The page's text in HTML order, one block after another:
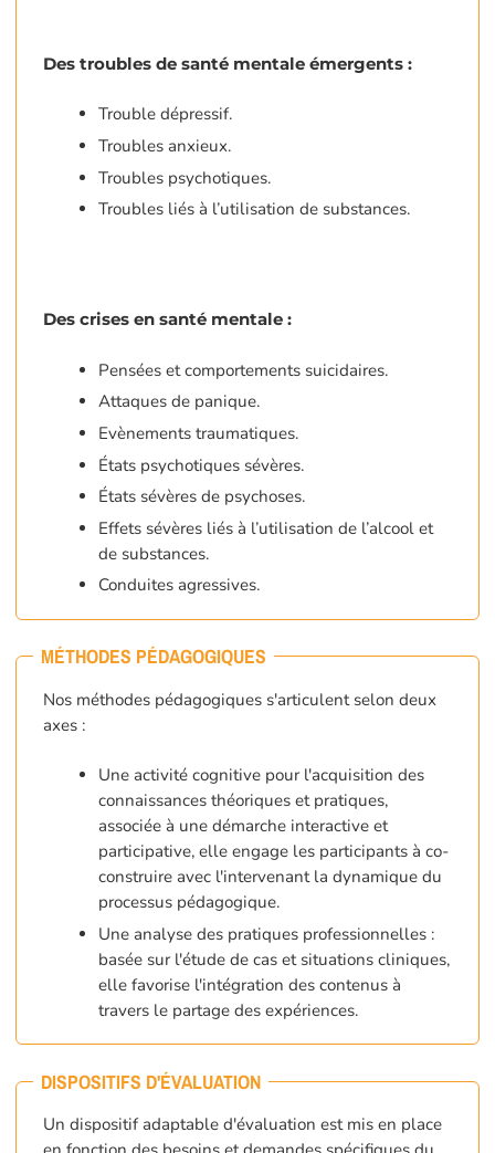
Des troubles de santé mentale émergents :
Trouble dépressif.
Troubles anxieux.
Troubles psychotiques.
Troubles liés à l’utilisation de substances.
Des crises en santé mentale :
Pensées et comportements suicidaires.
Attaques de panique.
Evènements traumatiques.
États psychotiques sévères.
États sévères de psychoses.
Effets sévères liés à l’utilisation de l’alcool et
de substances.
Conduites agressives.
MÉTHODES PÉDAGOGIQUES
Nos méthodes pédagogiques s'articulent selon deux
axes :
Une activité cognitive pour l'acquisition des
connaissances théoriques et pratiques,
associée à une démarche interactive et
participative, elle engage les participants à co-
construire avec l'intervenant la dynamique du
processus pédagogique.
Une analyse des pratiques professionnelles :
basée sur l'étude de cas et situations cliniques,
elle favorise l'intégration des contenus à
travers le partage des expériences.
DISPOSITIFS D'ÉVALUATION
Un dispositif adaptable d'évaluation est mis en place